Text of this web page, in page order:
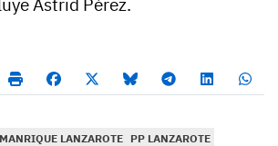
Astrid Pérez.
LANZAROTE PP LANZAROTE